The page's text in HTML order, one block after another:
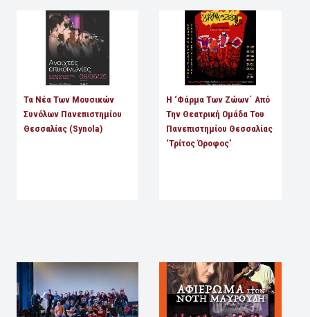
Τα Νέα Των Μουσικών
Συνόλων Πανεπιστημίου
Θεσσαλίας (Synola)
Η ‘Φάρμα Των Ζώων΄ Από
Την Θεατρική Ομάδα Του
Πανεπιστημίου Θεσσαλίας
‘Τρίτος Όροφος’